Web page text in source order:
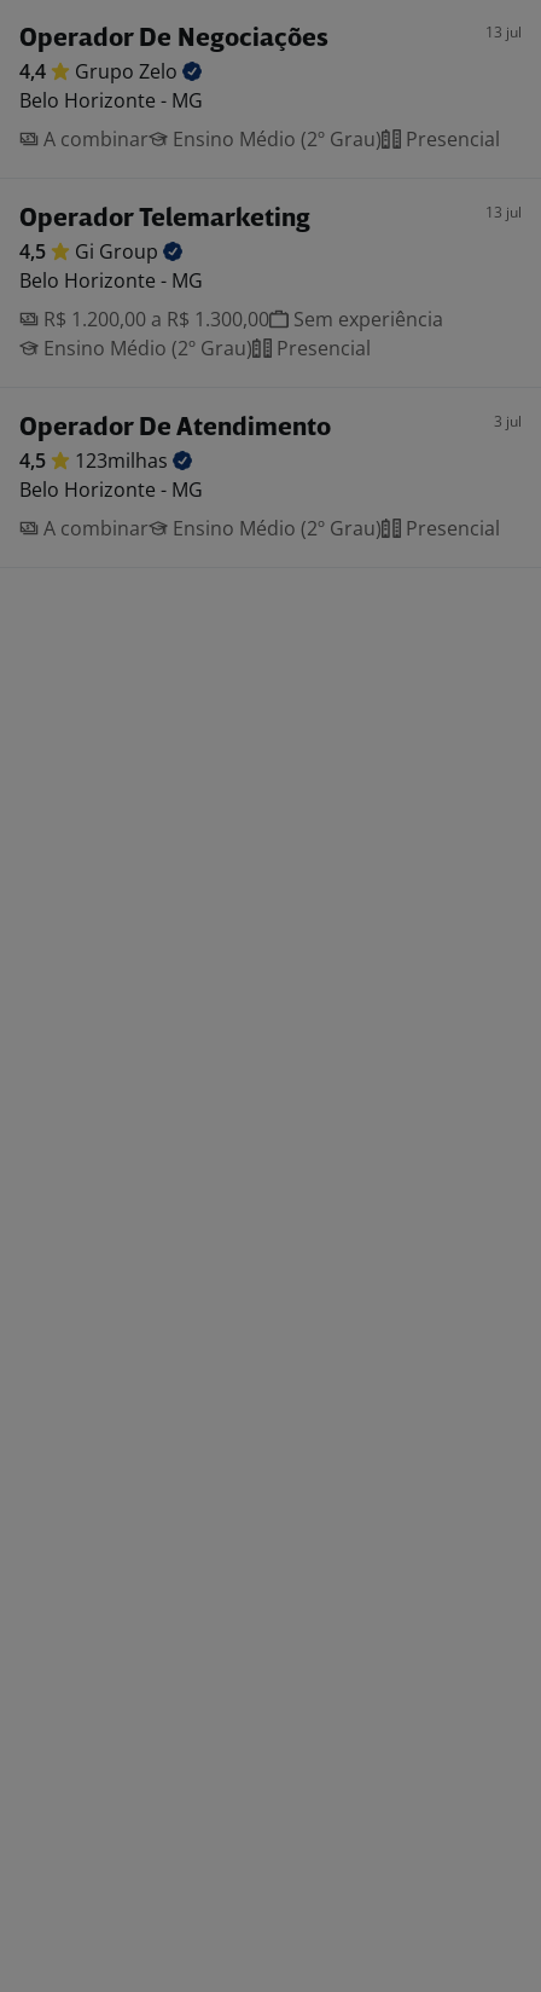
Operador De Negociações 13 jul
4,4 Grupo Zelo
Belo Horizonte - MG
A combinar
Ensino Médio (2º Grau) Presencial
Operador Telemarketing 13 jul
4,5 Gi Group
Belo Horizonte - MG
R$ 1.200,00 a R$ 1.300,00
Sem experiência
Ensino Médio (2º Grau)
Presencial
Operador De Atendimento 3 jul
4,5
123milhas
Belo Horizonte - MG
A combinar
Ensino Médio (2º Grau) Presencial